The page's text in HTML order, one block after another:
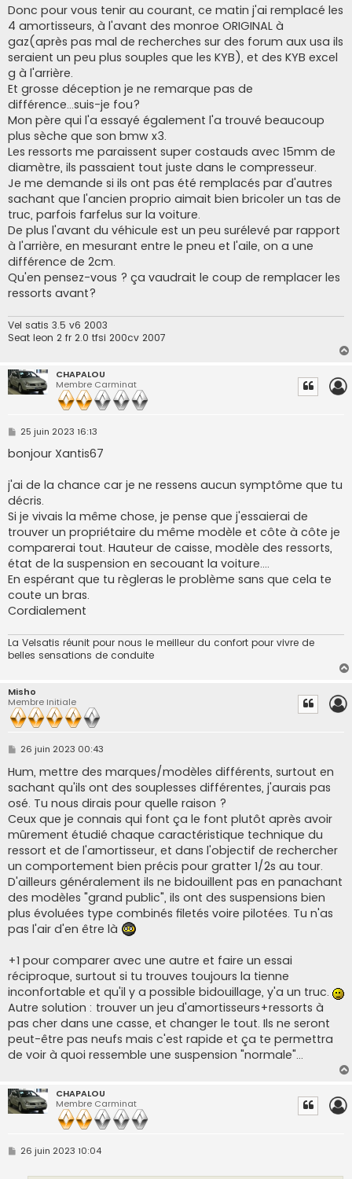
s
s
a
g
e
Donc pour vous tenir au courant, ce matin j'ai remplacé les
4 amortisseurs, à l'avant des monroe ORIGINAL à
gaz(après pas mal de recherches sur des forum aux usa ils
seraient un peu plus souples que les KYB), et des KYB excel
g à l'arrière.
Et grosse déception je ne remarque pas de
différence...suis-je fou?
Mon père qui l'a essayé également l'a trouvé beaucoup
plus sèche que son bmw x3.
Les ressorts me paraissent super costauds avec 15mm de
diamètre, ils passaient tout juste dans le compresseur.
Je me demande si ils ont pas été remplacés par d'autres
sachant que l'ancien proprio aimait bien bricoler un tas de
truc, parfois farfelus sur la voiture.
De plus l'avant du véhicule est un peu surélevé par rapport
à l'arrière, en mesurant entre le pneu et l'aile, on a une
différence de 2cm.
Qu'en pensez-vous ? ça vaudrait le coup de remplacer les
ressorts avant?
Vel satis 3.5 v6 2003
Seat leon 2 fr 2.0 tfsi 200cv 2007
CHAPALOU
Membre Carminat
M
s
s
g
e
25 juin 2023 16:13
bonjour Xantis67
j'ai de la chance car je ne ressens aucun symptôme que tu
décris.
Si je vivais la même chose, je pense que j'essaierai de
trouver un propriétaire du même modèle et côte à côte je
comparerai tout. Hauteur de caisse, modèle des ressorts,
état de la suspension en secouant la voiture....
En espérant que tu règleras le problème sans que cela te
coute un bras.
Cordialement
La Velsatis réunit pour nous le meilleur du confort pour vivre de
belles sensations de conduite
Misho
Membre Initiale
M
s
s
a
g
e
26 juin 2023 00:43
Hum, mettre des marques/modèles différents, surtout en
sachant qu'ils ont des souplesses différentes, j'aurais pas
osé. Tu nous dirais pour quelle raison ?
Ceux que je connais qui font ça le font plutôt après avoir
mûrement étudié chaque caractéristique technique du
ressort et de l'amortisseur, et dans l'objectif de rechercher
un comportement bien précis pour gratter 1/2s au tour.
D'ailleurs généralement ils ne bidouillent pas en panachant
des modèles "grand public", ils ont des suspensions bien
plus évoluées type combinés filetés voire pilotées. Tu n'as
pas l'air d'en être là
+1 pour comparer avec une autre et faire un essai
réciproque, surtout si tu trouves toujours la tienne
inconfortable et qu'il y a possible bidouillage, y'a un truc.
Autre solution : trouver un jeu d'amortisseurs+ressorts à
pas cher dans une casse, et changer le tout. Ils ne seront
peut-être pas neufs mais c'est rapide et ça te permettra
de voir à quoi ressemble une suspension "normale"...
CHAPALOU
Membre Carminat
M
26 juin 2023 10:04